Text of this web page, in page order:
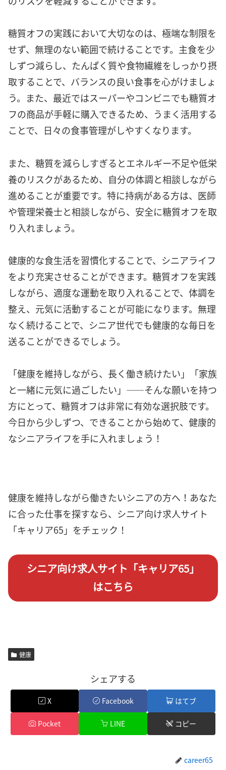
糖質オフの実践において大切なのは、極端な制限を
せず、無理のない範囲で続けることです。主食を少
しずつ減らし、たんぱく質や食物繊維をしっかり摂
取することで、バランスの良い食事を心がけましょ
う。また、最近ではスーパーやコンビニでも糖質オ
フの商品が手軽に購入できるため、うまく活用する
ことで、日々の食事管理がしやすくなります。
また、糖質を減らしすぎるとエネルギー不足や低栄
養のリスクがあるため、自分の体調と相談しながら
進めることが重要です。特に持病がある方は、医師
や管理栄養士と相談しながら、安全に糖質オフを取
り入れましょう。
健康的な食生活を習慣化することで、シニアライフ
をより充実させることができます。糖質オフを実践
しながら、適度な運動を取り入れることで、体調を
整え、元気に活動することが可能になります。無理
なく続けることで、シニア世代でも健康的な毎日を
送ることができるでしょう。
「健康を維持しながら、長く働き続けたい」「家族
と一緒に元気に過ごしたい」——そんな願いを持つ
方にとって、糖質オフは非常に有効な選択肢です。
今日から少しずつ、できることから始めて、健康的
なシニアライフを手に入れましょう！
健康を維持しながら働きたいシニアの方へ！あなた
に合った仕事を探すなら、シニア向け求人サイト
「キャリア65」をチェック！
シニア向け求人サイト「キャリア65」
はこちら
健康
シェアする
X Facebook はてブ
Pocket LINE コピー
career65